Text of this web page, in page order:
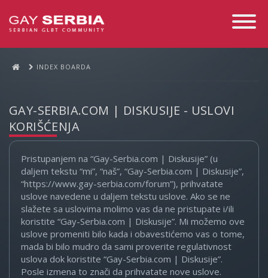
Toggle
INDEX BOARDA
GAY-SERBIA.COM | DISKUSIJE - USLOVI
KORIŠĆENJA
Pristupanjem na “Gay-Serbia.com | Diskusije” (u
daljem tekstu “mi”, “naš”, “Gay-Serbia.com | Diskusije”,
“https://www.gay-serbia.com/forum”), prihvatate
uslove navedene u daljem tekstu uslove. Ako se ne
slažete sa uslovima molimo vas da ne pristupate i/ili
koristite “Gay-Serbia.com | Diskusije”. Mi možemo ove
uslove promeniti bilo kada i obavestićemo vas o tome,
mada bi bilo mudro da sami proverite regulativnost
uslova dok koristite “Gay-Serbia.com | Diskusije”.
Posle izmena to znači da prihvatate nove uslove.